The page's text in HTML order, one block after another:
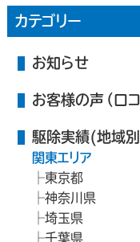
カテゴリー
お知らせ
お客様の声（口コ
駆除実績(地域
関東エリア
東京都
神奈川県
埼玉県
千葉県